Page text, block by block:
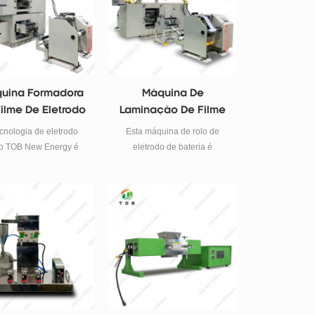
Formadora
De Eletrodo
Para Bateria E
de eletrodo
TOB New Energy é
de bateria para
pó de eletrodo, sem
qualquer solvente,
enrolar o pó de
seco no filme de
eletrodo.
Máquina De
Laminação De Filme
De Eletrodo Seco
Esta máquina de rolo de
eletrodo de bateria é